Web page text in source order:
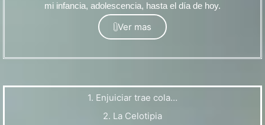
mi infancia, adolescencia, hasta el día de hoy.
Ver mas
1. Enjuiciar trae cola…
2. La Celotipia